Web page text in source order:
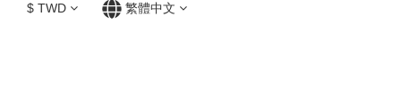
$ TWD 繁體中文